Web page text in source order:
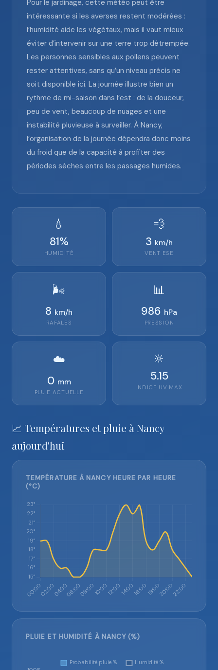
Pour le jardinage, cette météo peut être
intéressante si les averses restent modérées :
l’humidité aide les végétaux, mais il vaut mieux
éviter d’intervenir sur une terre trop détrempée.
Les personnes sensibles aux pollens peuvent
rester attentives, sans qu’un niveau précis ne
soit disponible ici. La journée illustre bien un
rythme de mi-saison dans l’est : de la douceur,
peu de vent, beaucoup de nuages et une
instabilité pluvieuse à surveiller. À Nancy,
l’organisation de la journée dépendra donc moins
du froid que de la capacité à profiter des
périodes sèches entre les passages humides.
💧
81%
HUMIDITÉ
💨
3 km/h
VENT ESE
🌬️
8 km/h
RAFALES
📊
986 hPa
PRESSION
☁️
0 mm
PLUIE ACTUELLE
🔆
5.15
INDICE UV MAX
📈 Températures et pluie à Nancy
aujourd'hui
TEMPÉRATURE À NANCY HEURE PAR HEURE
(°C)
PLUIE ET HUMIDITÉ À NANCY (%)